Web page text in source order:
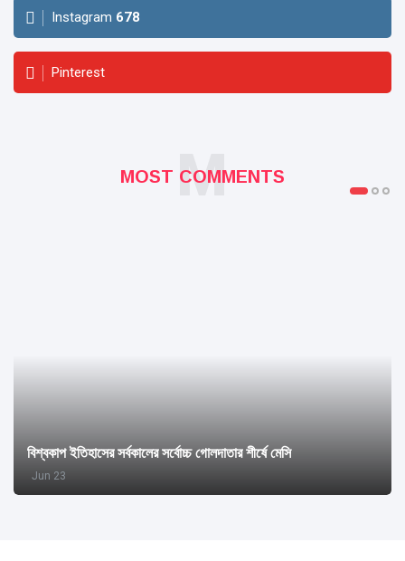
Instagram 678
Pinterest
MOST COMMENTS
M
বিশ্বকাপ ইতিহাসের সর্বকালের সর্বোচ্চ গোলদাতার শীর্ষে মেসি
Jun 23